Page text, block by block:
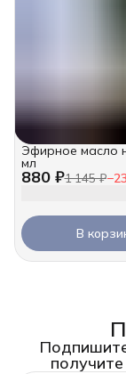
880 ₽1 145 ₽−23
Эфирное масло
мл
В